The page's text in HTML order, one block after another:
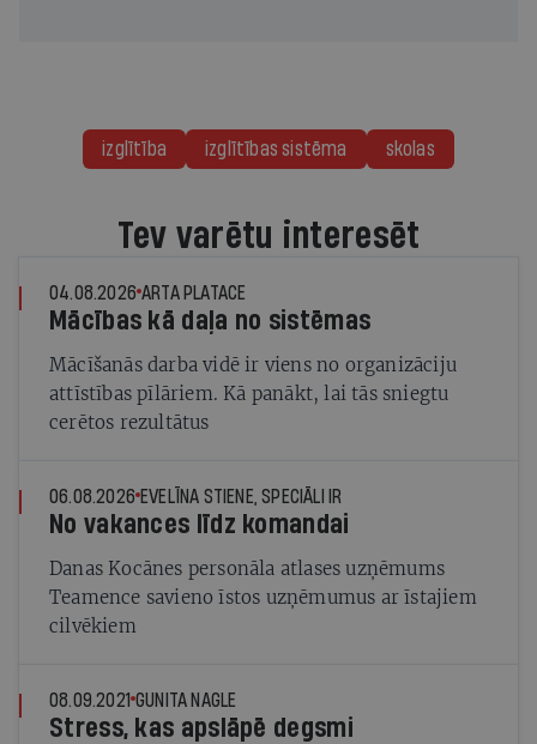
izglītība izglītības sistēma skolas
Tev varētu interesēt
04.08.2026 ARTA PLATACE
Mācības kā daļa no sistēmas
Mācīšanās darba vidē ir viens no organizāciju
attīstības pīlāriem. Kā panākt, lai tās sniegtu
cerētos rezultātus
06.08.2026 EVELĪNA STIENE, SPECIĀLI IR
No vakances līdz komandai
Danas Kocānes personāla atlases uzņēmums
Teamence savieno īstos uzņēmumus ar īstajiem
cilvēkiem
08.09.2021 GUNITA NAGLE
Stress, kas apslāpē degsmi